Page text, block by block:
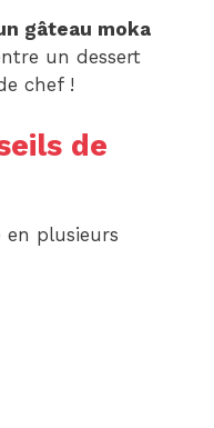
gâteau moka
un dessert
chef !
de
en plusieurs